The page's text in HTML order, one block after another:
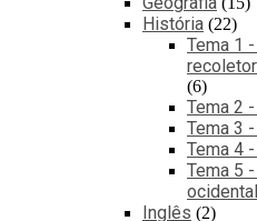
História 22
Tema 1
6
Tema 2
Tema 3
Tema 4
Tema 5
Inglês 2